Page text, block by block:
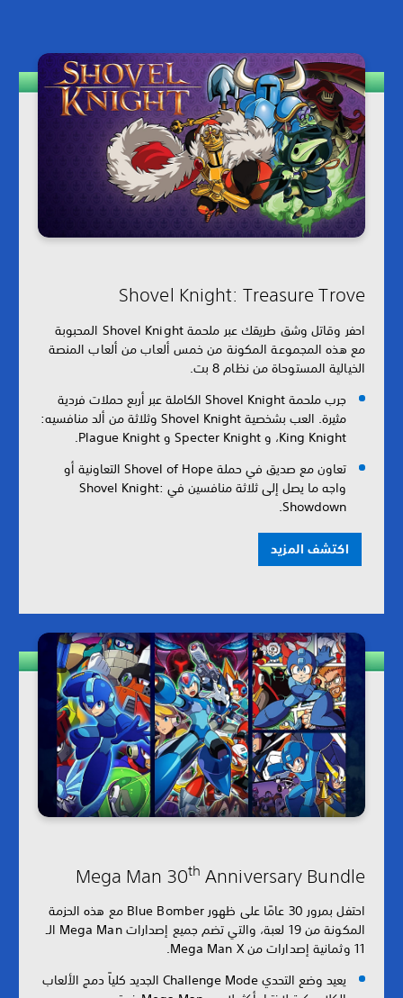
Shovel Knight: Treasure Trove
احفر وقاتل وشق طريقك عبر ملحمة Shovel Knight المحبوبة
مع هذه المجموعة المكونة من خمس ألعاب من ألعاب المنصة
الخيالية المستوحاة من نظام 8 بت.
جرب ملحمة Shovel Knight الكاملة عبر أربع حملات فردية
مثيرة. العب بشخصية Shovel Knight وثلاثة من ألد منافسيه:
King Knight، و Specter Knight و Plague Knight.
تعاون مع صديق في حملة Shovel of Hope التعاونية أو
واجه ما يصل إلى ثلاثة منافسين في Shovel Knight:
Showdown.
اكتشف المزيد
Mega Man 30th Anniversary Bundle
احتفل بمرور 30 عامًا على ظهور Blue Bomber مع هذه الحزمة
المكونة من 19 لعبة، والتي تضم جميع إصدارات Mega Man الـ
11 وثمانية إصدارات من Mega Man X.
يعيد وضع التحدي Challenge Mode الجديد كلياً دمج الألعاب